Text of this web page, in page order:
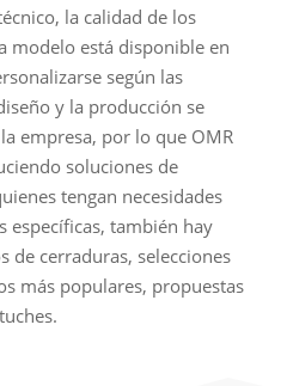
la calidad de los
modelo está disponible en
según las
y la producción se
empresa, por lo que OMR
soluciones de
tengan necesidades
específicas, también hay
de cerraduras, selecciones
más populares, propuestas